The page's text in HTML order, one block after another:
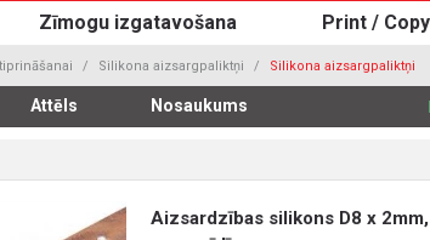
Zīmogu izgatavošana Print /
Silikona aizsargpaliktņi Silikona aizsargpaliktņi
Attēls Nosaukums
Aizsardzības silikons D8 x